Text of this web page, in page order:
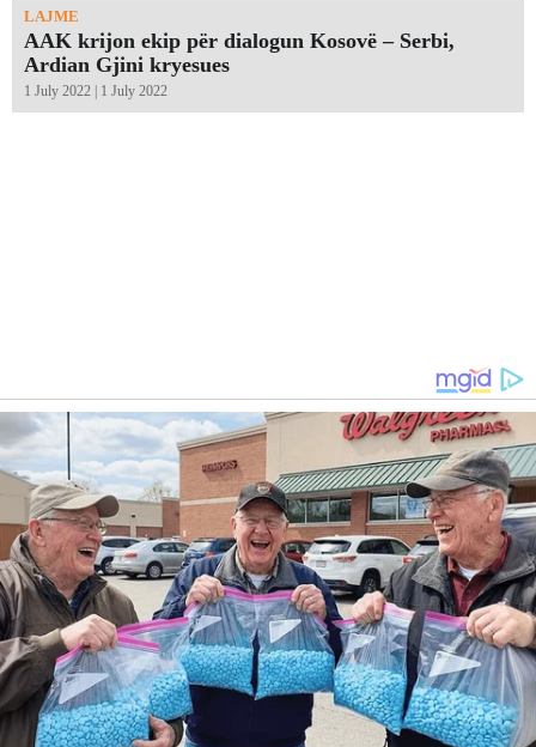
LAJME
AAK krijon ekip për dialogun Kosovë – Serbi,
Ardian Gjini kryesues
1 July 2022 | 1 July 2022